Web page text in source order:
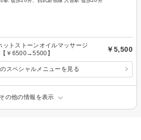
ットストーンオイルマッサージ
【￥6500→5500】
￥5,500
スペシャルメニューを見る
その他の情報を表示